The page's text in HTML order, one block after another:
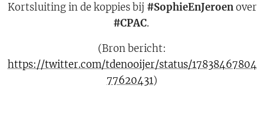
Kortsluiting in de koppies bij #SophieEnJeroenover
#CPAC.
(Bron bericht:
https://twitter.com/tdenooijer/status/17838467804
77620431)